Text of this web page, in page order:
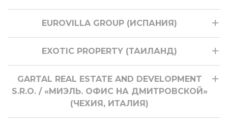
EUROVILLA GROUP (ИСПАНИЯ)
EXOTIC PROPERTY (ТАИЛАНД)
GARTAL REAL ESTATE AND DEVELOPMENT
S.R.O. / «МИЭЛЬ. ОФИС НА ДМИТРОВСКОЙ»
(ЧЕХИЯ, ИТАЛИЯ)